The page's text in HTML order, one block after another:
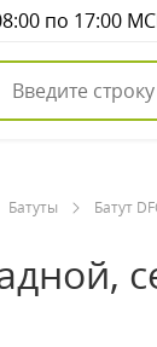
по 17:00
Батуты Батут